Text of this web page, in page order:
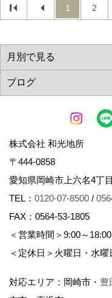
1 2
株式会社 和光地所
〒444-0858
愛知県岡崎市上六名4丁
TEL： 0120-07-8500 /
FAX：0564-53-1805
＜営業時間＞9:00～
＜定休日＞火曜日・水曜
対応エリア：岡崎市・ 豊